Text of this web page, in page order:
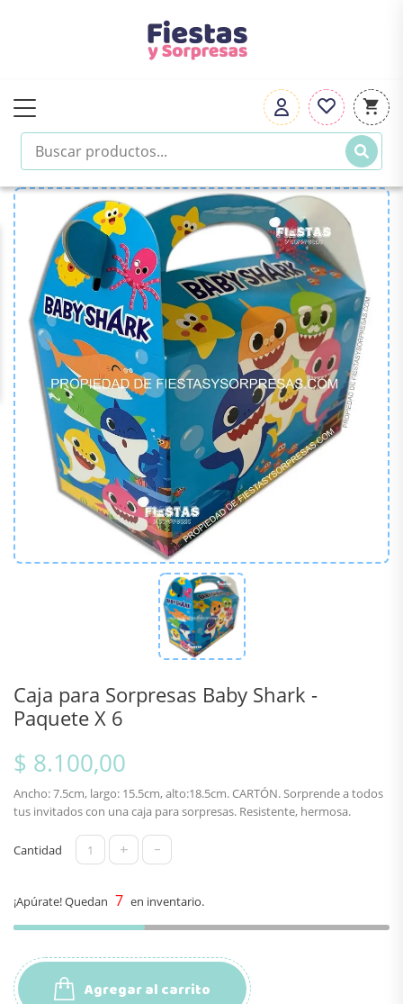
Caja para Sorpresas Baby Shark -
Paquete X 6
$ 8.100,00
Ancho: 7.5cm, largo: 15.5cm, alto:18.5cm. CARTÓN. Sorprende a todos
tus invitados con una caja para sorpresas. Resistente, hermosa.
Cantidad + -
¡Apúrate! Quedan 7 en inventario.
Agregar al carrito